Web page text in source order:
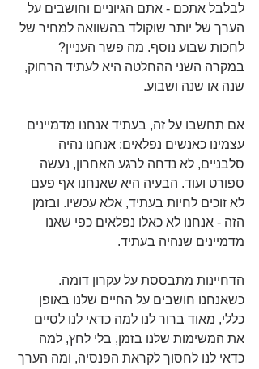
לבלבל אתכם - אתם הגיוניים וחושבים על
הערך של יותר שוקולד בהשוואה למחיר של
לחכות שבוע נוסף. מה פשר העניין?
במקרה השני ההחלטה היא לעתיד הרחוק,
שנה או שנה ושבוע.
אם תחשבו על זה, בעתיד אנחנו מדמיינים
עצמינו כאנשים נפלאים: אנחנו נהיה
סלבניים, לא נדחה לרגע האחרון, נעשה
ספורט ועוד. הבעיה היא שאנחנו אף פעם
לא זוכים לחיות בעתיד, אלא עכשיו. ובזמן
הזה - אנחנו לא כאלו נפלאים כפי שאנו
מדמיינים שנהיה בעתיד.
הדחיינות מתבססת על עקרון דומה.
כשאנחנו חושבים על החיים שלנו באופן
כללי, מאוד ברור לנו למה כדאי לנו לסיים
את המשימות שלנו בזמן, בלי לחץ, למה
כדאי לנו לחסוך לקראת הפנסיה, ומה הערך